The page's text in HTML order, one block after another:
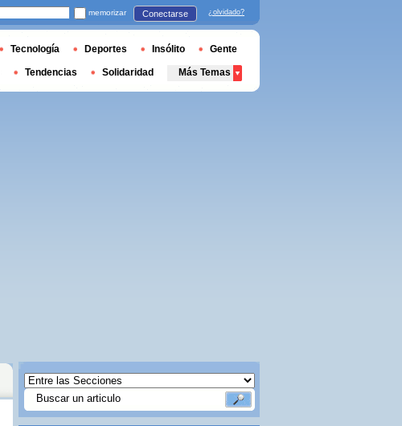
memorizar Conectarse ¿olvidado?
Tecnología Deportes Insólito Gente
Tendencias Solidaridad Más Temas